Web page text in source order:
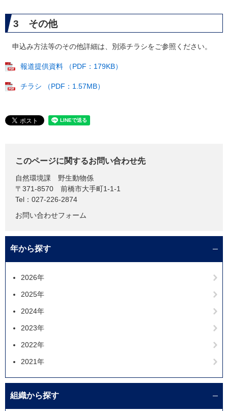
3 その他
申込み方法等のその他詳細は、別添チラシをご参照ください。
報道提供資料 （PDF：179KB）
チラシ （PDF：1.57MB）
このページに関するお問い合わせ先
自然環境課
野生動物係
〒371-8570
前橋市大手町1-1-1
Tel：027-226-2874
お問い合わせフォーム
年から探す
2026年
2025年
2024年
2023年
2022年
2021年
組織から探す